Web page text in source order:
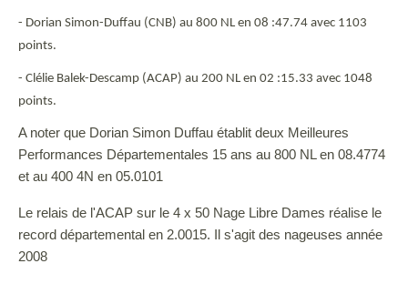
- Dorian Simon-Duffau (CNB) au 800 NL en 08 :47.74 avec 1103
points.
- Clélie Balek-Descamp (ACAP) au 200 NL en 02 :15.33 avec 1048
points.
A noter que Dorian Simon Duffau établit deux Meilleures
Performances Départementales 15 ans au 800 NL en 08.4774
et au 400 4N en 05.0101
Le relais de l'ACAP sur le 4 x 50 Nage Libre Dames réalise le
record départemental en 2.0015. Il s'agit des nageuses année
2008